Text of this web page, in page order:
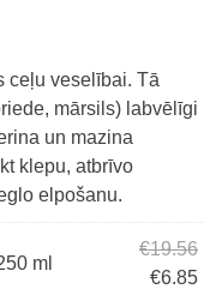
ceļu veselībai. Tā
mārsils) labvēlīgi
un mazina
klepu, atbrīvo
elpošanu.
ml
€19.56
€6.85